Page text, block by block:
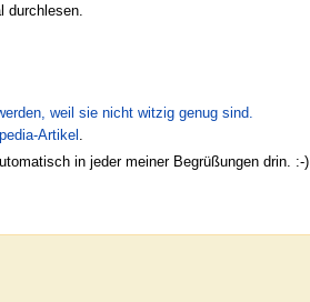
durchlesen.
weil sie nicht witzig genug sind.
Artikel .
in jeder meiner Begrüßungen drin. :-)